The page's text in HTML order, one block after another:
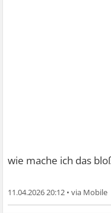
wie mache ich das
11.04.2026 20:12 •